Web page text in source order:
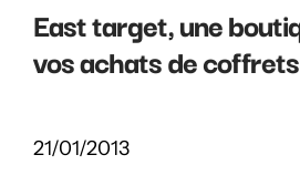
East target, une
vos achats de
21/01/2013